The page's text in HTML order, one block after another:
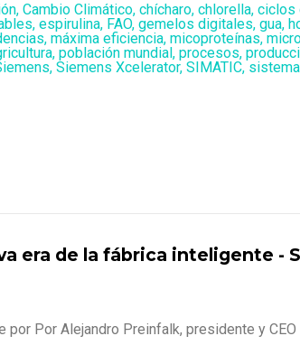
, Cambio Climático, chícharo, chlorella, ciclos
, espirulina, FAO, gemelos digitales, gua,
, máxima eficiencia, micoproteínas,
, población mundial , procesos,
, Siemens Xcelerator, SIMATIC,
era de la fábrica inteligente -
por Por Alejandro Preinfalk, presidente y